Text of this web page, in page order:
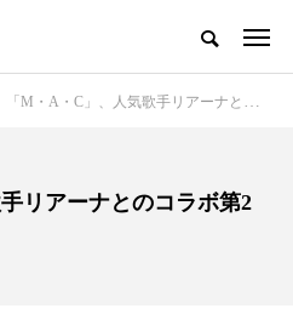
ネス誌
BUSINESS
「M・A・C」、人気歌手リアーナとのコラボ第2弾を発売
リアーナとのコラボ第2